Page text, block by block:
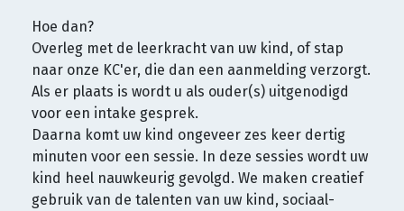
Hoe dan?
Overleg met de leerkracht van uw kind, of stap
naar onze KC'er, die dan een aanmelding verzorgt.
Als er plaats is wordt u als ouder(s) uitgenodigd
voor een intake gesprek.
Daarna komt uw kind ongeveer zes keer dertig
minuten voor een sessie. In deze sessies wordt uw
kind heel nauwkeurig gevolgd. We maken creatief
gebruik van de talenten van uw kind, sociaal-